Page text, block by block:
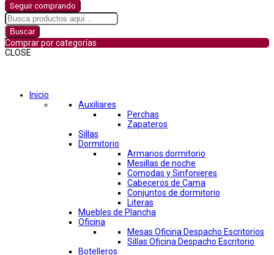
Seguir comprando
Buscar
Comprar por categorías
CLOSE
Inicio
Auxiliares
Perchas
Zapateros
Sillas
Dormitorio
Armarios dormitorio
Mesillas de noche
Comodas y Sinfonieres
Cabeceros de Cama
Conjuntos de dormitorio
Literas
Muebles de Plancha
Oficina
Mesas Oficina Despacho Escritorios
Sillas Oficina Despacho Escritorio
Botelleros